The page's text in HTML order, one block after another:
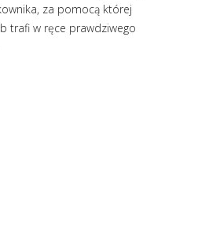
za pomocą której
trafi w ręce prawdziwego